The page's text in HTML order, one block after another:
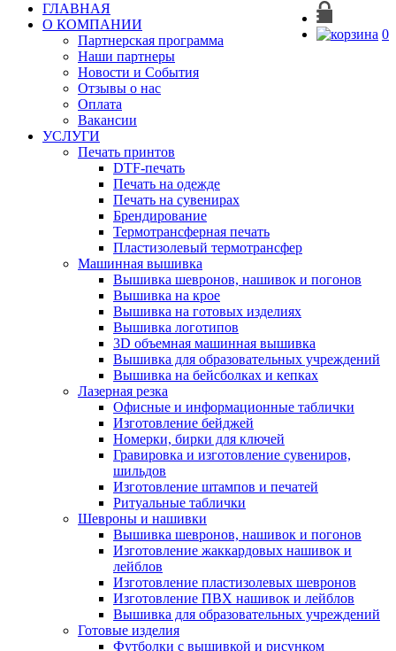
0
ГЛАВНАЯ
О КОМПАНИИ
Партнерская программа
Наши партнеры
Новости и События
Отзывы о нас
Оплата
Вакансии
УСЛУГИ
Печать принтов
DTF-печать
Печать на одежде
Печать на сувенирах
Брендирование
Термотрансферная печать
Пластизолевый термотрансфер
Машинная вышивка
Вышивка шевронов, нашивок и погонов
Вышивка на крое
Вышивка на готовых изделиях
Вышивка логотипов
3D объемная машинная вышивка
Вышивка для образовательных учреждений
Вышивка на бейсболках и кепках
Лазерная резка
Офисные и информационные таблички
Изготовление бейджей
Номерки, бирки для ключей
Гравировка и изготовление сувениров,
шильдов
Изготовление штампов и печатей
Ритуальные таблички
Шевроны и нашивки
Вышивка шевронов, нашивок и погонов
Изготовление жаккардовых нашивок и
лейблов
Изготовление пластизолевых шевронов
Изготовление ПВХ нашивок и лейблов
Вышивка для образовательных учреждений
Готовые изделия
Футболки с вышивкой и рисунком